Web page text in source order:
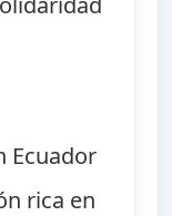
Ecuador
rica en